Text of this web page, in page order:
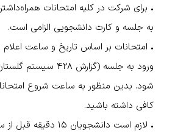
• برای شرکت در کلیه امتحانات
به جلسه و کارت دانشجویی الزامی است.
• امتحانات بر اساس تاریخ و ساعت
ورود به جلسه (گزارش ۴۲۸
شود. بدین منظور به ساعت شروع
کافی داشته باشید.
• لازم است دانشجویان ۱۵